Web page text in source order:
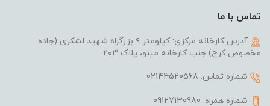
تماس با ما
آدرس کارخانه مرکزی: کیلومتر ۹ بزرگراه شهید لشکری (جاده
مخصوص کرج) جنب کارخانه مینو، پلاک ۲۰۳
شماره تماس: 02144520568
شماره همراه: 09127130980